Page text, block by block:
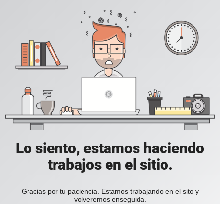
Lo siento, estamos haciendo
trabajos en el sitio.
Gracias por tu paciencia. Estamos trabajando en el sito y
volveremos enseguida.